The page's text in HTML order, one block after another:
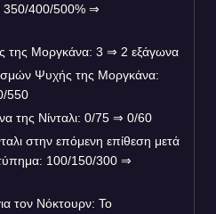
350/400/500% ⇒
της Μοργκάνα: 3 ⇒ 2 εξάγωνα
Ψυχής της Μοργκάνα:
550
της Νίνταλι: 0/75 ⇒ 0/60
στην επόμενη επίθεση μετά
100/150/300 ⇒
τον Νόκτουρν: Το